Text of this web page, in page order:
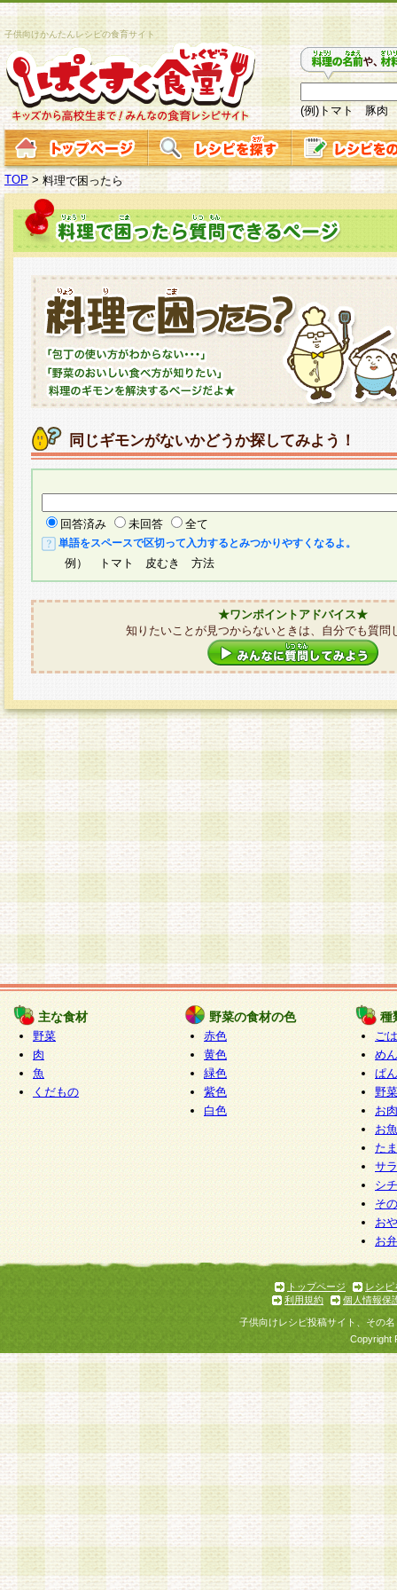
子供向けかんたんレシピの食育サイト
(例)トマト 豚肉
TOP >料理で困ったら
同じギモンがないかどうか探してみよう！
回答済み 未回答 全て
単語をスペースで区切って入力するとみつかりやすくなるよ。
例） トマト 皮むき 方法
★ワンポイントアドバイス★
知りたいことが見つからないときは、自分でも質問
主な食材
野菜
肉
魚
くだもの
野菜の食材の色
赤色
黄色
緑色
紫色
白色
種
ご
めん
ぱん
野
お
お
た
サ
シ
そ
お
お
トップページ
レシピ
利用規約
個人情報保
子供向けレシピ投稿サイト、その
Copyright